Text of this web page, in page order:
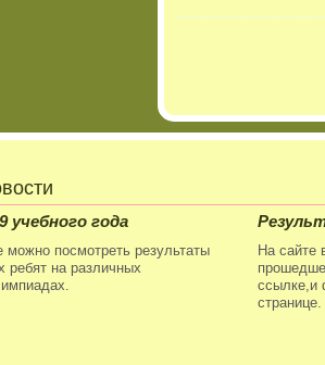
учебного года
можно посмотреть результаты
ребят на различных
На сайте
ссылке,и
странице.